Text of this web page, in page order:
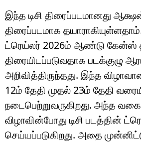
இந்த டிசி திரைப்படமானது
திரைப்படமாக
ட்ரெய்லர் 2026ம் ஆண்டு கேன்ஸ்
திரையிடப்படுவதாக படக்குழு
அறிவித்திருந்தது. இந்த
12ம் தேதி முதல் 23ம் தேதி
நடைபெற்றுவருகிறது. அந்த
விழாவின்போது டிசி படத்தின்
செய்யப்படுகிறது. அதை